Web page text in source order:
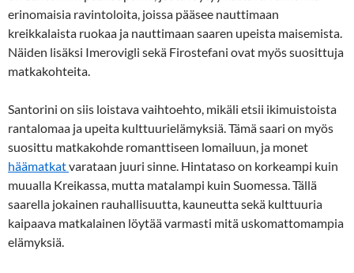
erinomaisia ravintoloita, joissa pääsee nauttimaan
kreikkalaista ruokaa ja nauttimaan saaren upeista maisemista.
Näiden lisäksi Imerovigli sekä Firostefani ovat myös suosittuja
matkakohteita.
Santorini on siis loistava vaihtoehto, mikäli etsii ikimuistoista
rantalomaa ja upeita kulttuurielämyksiä. Tämä saari on myös
suosittu matkakohde romanttiseen lomailuun, ja monet
häämatkatvarataan juuri sinne. Hintataso on korkeampi kuin
muualla Kreikassa, mutta matalampi kuin Suomessa. Tällä
saarella jokainen rauhallisuutta, kauneutta sekä kulttuuria
kaipaava matkalainen löytää varmasti mitä uskomattomampia
elämyksiä.